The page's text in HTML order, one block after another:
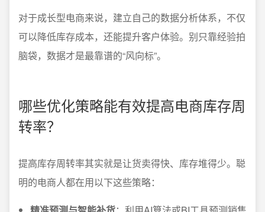
对于成长型电商来说，建立自己的数据分析体系，不仅
可以降低库存成本，还能提升客户体验。别只靠经验拍
脑袋，数据才是最靠谱的“风向标”。
哪些优化策略能有效提高电商库存周
转率？
提高库存周转率其实就是让货卖得快、库存堆得少。聪
明的电商人都在用以下这些策略：